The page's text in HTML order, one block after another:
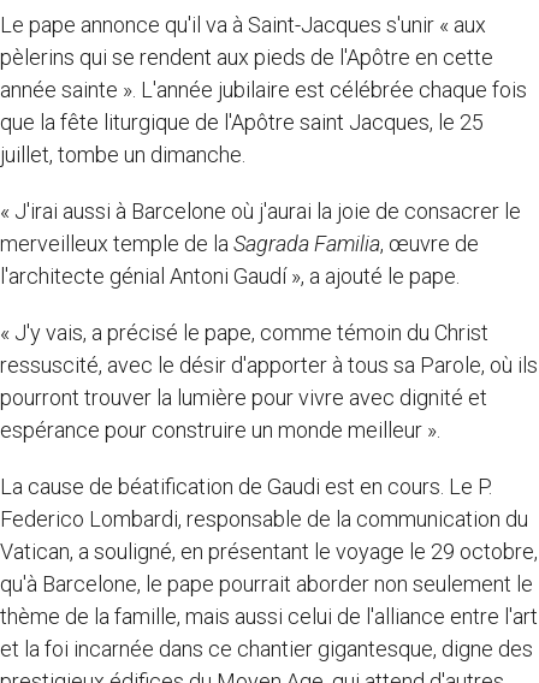
Le pape annonce qu'il va à Saint-Jacques s'unir « aux
pèlerins qui se rendent aux pieds de l'Apôtre en cette
année sainte ». L'année jubilaire est célébrée chaque fois
que la fête liturgique de l'Apôtre saint Jacques, le 25
juillet, tombe un dimanche.
« J'irai aussi à Barcelone où j'aurai la joie de consacrer le
merveilleux temple de la Sagrada Familia, œuvre de
l'architecte génial Antoni Gaudí », a ajouté le pape.
« J'y vais, a précisé le pape, comme témoin du Christ
ressuscité, avec le désir d'apporter à tous sa Parole, où ils
pourront trouver la lumière pour vivre avec dignité et
espérance pour construire un monde meilleur ».
La cause de béatification de Gaudi est en cours. Le P.
Federico Lombardi, responsable de la communication du
Vatican, a souligné, en présentant le voyage le 29 octobre,
qu'à Barcelone, le pape pourrait aborder non seulement le
thème de la famille, mais aussi celui de l'alliance entre l'art
et la foi incarnée dans ce chantier gigantesque, digne des